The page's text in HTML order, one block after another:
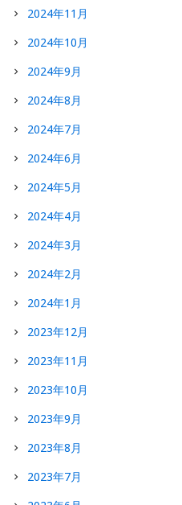
2024年11月
2024年10月
2024年9月
2024年8月
2024年7月
2024年6月
2024年5月
2024年4月
2024年3月
2024年2月
2024年1月
2023年12月
2023年11月
2023年10月
2023年9月
2023年8月
2023年7月